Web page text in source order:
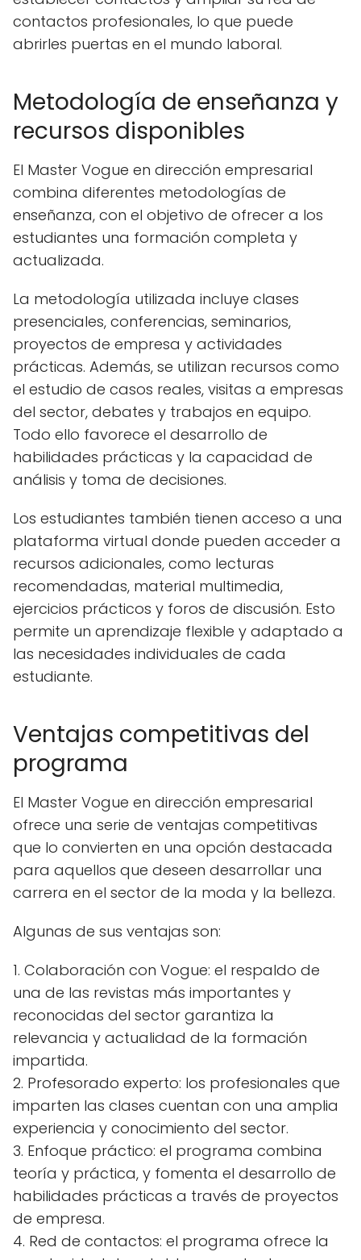
contactos profesionales, lo que puede
abrirles puertas en el mundo laboral.
Metodología de enseñanza y
recursos disponibles
El Master Vogue en dirección empresarial
combina diferentes metodologías de
enseñanza, con el objetivo de ofrecer a los
estudiantes una formación completa y
actualizada.
La metodología utilizada incluye clases
presenciales, conferencias, seminarios,
proyectos de empresa y actividades
prácticas. Además, se utilizan recursos como
el estudio de casos reales, visitas a empresas
del sector, debates y trabajos en equipo.
Todo ello favorece el desarrollo de
habilidades prácticas y la capacidad de
análisis y toma de decisiones.
Los estudiantes también tienen acceso a una
plataforma virtual donde pueden acceder a
recursos adicionales, como lecturas
recomendadas, material multimedia,
ejercicios prácticos y foros de discusión. Esto
permite un aprendizaje flexible y adaptado a
las necesidades individuales de cada
estudiante.
Ventajas competitivas del
programa
El Master Vogue en dirección empresarial
ofrece una serie de ventajas competitivas
que lo convierten en una opción destacada
para aquellos que deseen desarrollar una
carrera en el sector de la moda y la belleza.
Algunas de sus ventajas son:
1. Colaboración con Vogue: el respaldo de
una de las revistas más importantes y
reconocidas del sector garantiza la
relevancia y actualidad de la formación
impartida.
2. Profesorado experto: los profesionales que
imparten las clases cuentan con una amplia
experiencia y conocimiento del sector.
3. Enfoque práctico: el programa combina
teoría y práctica, y fomenta el desarrollo de
habilidades prácticas a través de proyectos
de empresa.
4. Red de contactos: el programa ofrece la